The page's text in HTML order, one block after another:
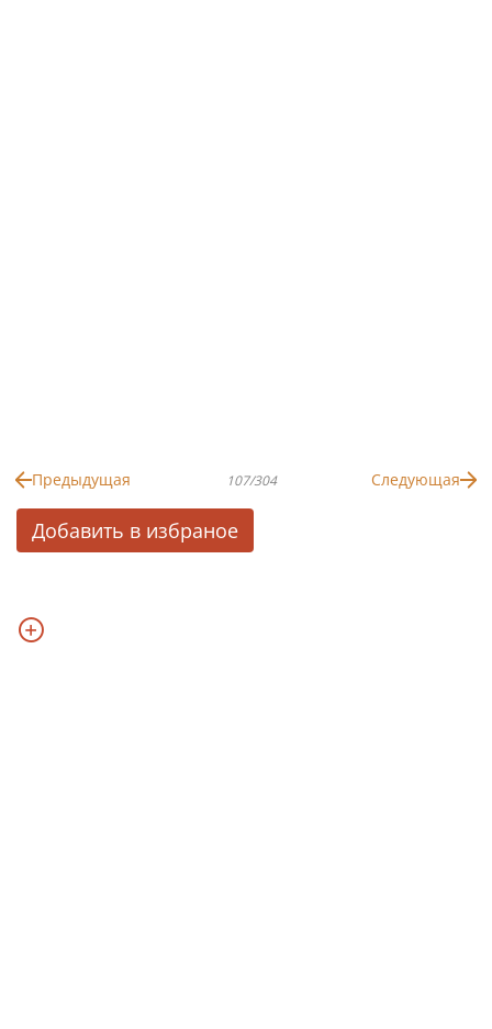
Предыдущая 107/304 Следующая
Добавить в избраное